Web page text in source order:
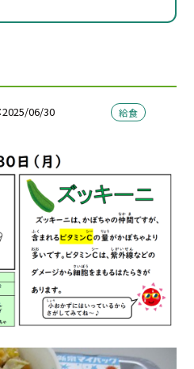
2025/06/30 給食